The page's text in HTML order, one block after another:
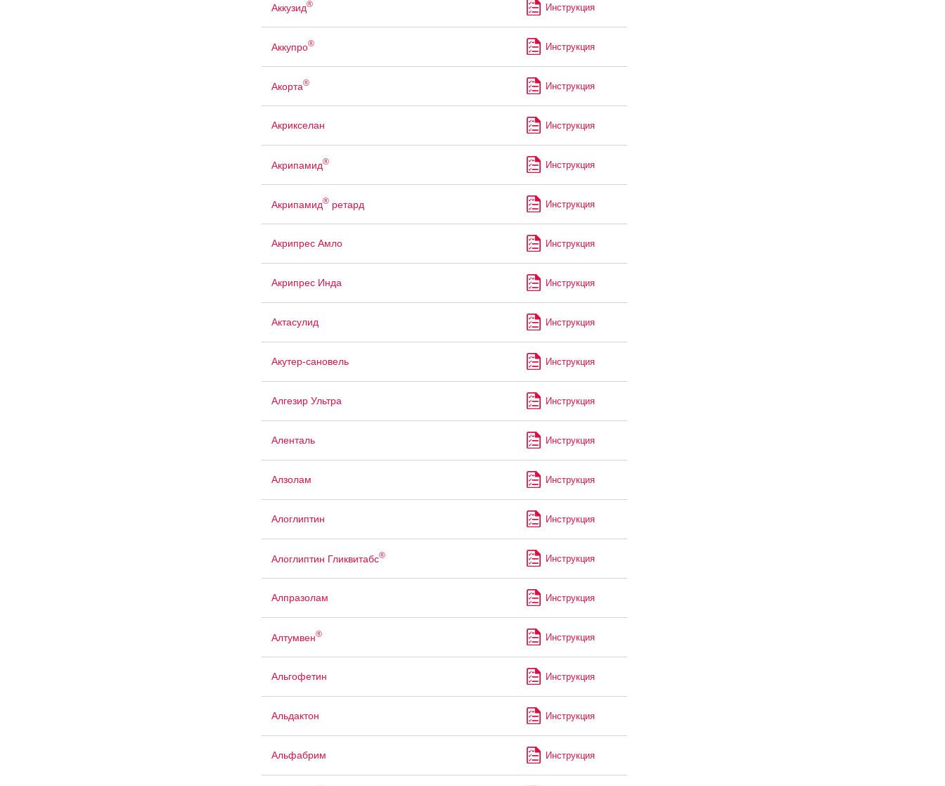
Аккузид® Инструкция
Аккупро® Инструкция
Акорта® Инструкция
Акрикселан Инструкция
Акрипамид® Инструкция
Акрипамид®ретард Инструкция
Акрипрес Амло Инструкция
Акрипрес Инда Инструкция
Актасулид Инструкция
Акутер-сановель Инструкция
Алгезир Ультра Инструкция
Аленталь Инструкция
Алзолам Инструкция
Алоглиптин Инструкция
Алоглиптин Гликвитабс® Инструкция
Алпразолам Инструкция
Алтумвен® Инструкция
Альгофетин Инструкция
Альдактон Инструкция
Альфабрим Инструкция